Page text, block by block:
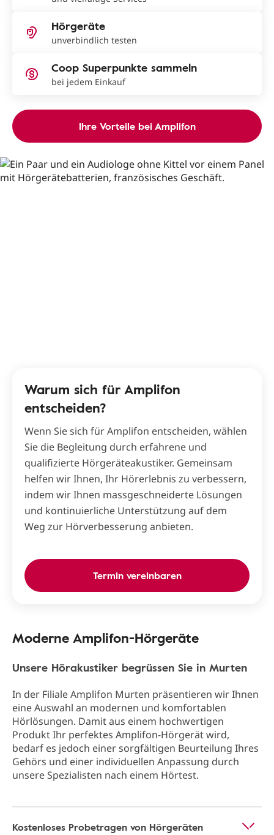
Hörgeräte
unverbindlich testen
Coop Superpunkte sammeln
bei jedem Einkauf
Ihre Vorteile bei Amplifon
Warum sich für Amplifon
entscheiden?
Wenn Sie sich für Amplifon entscheiden, wählen
Sie die Begleitung durch erfahrene und
qualifizierte Hörgeräteakustiker. Gemeinsam
helfen wir Ihnen, Ihr Hörerlebnis zu verbessern,
indem wir Ihnen massgeschneiderte Lösungen
und kontinuierliche Unterstützung auf dem
Weg zur Hörverbesserung anbieten.
Termin vereinbaren
Moderne Amplifon-Hörgeräte
Unsere Hörakustiker begrüssen Sie in Murten
In der Filiale Amplifon Murten präsentieren wir Ihnen
eine Auswahl an modernen und komfortablen
Hörlösungen. Damit aus einem hochwertigen
Produkt Ihr perfektes Amplifon-Hörgerät wird,
bedarf es jedoch einer sorgfältigen Beurteilung Ihres
Gehörs und einer individuellen Anpassung durch
unsere Spezialisten nach einem Hörtest.
Kostenloses Probetragen von Hörgeräten